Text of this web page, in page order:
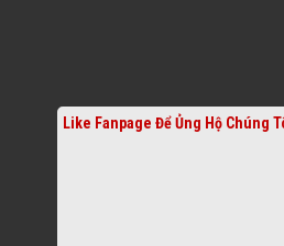
Like Fanpage Để Ủng Hộ Chúng